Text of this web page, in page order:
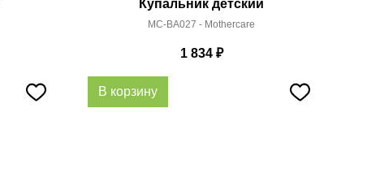
Купальник детский
MC-BA027 - Mothercare
1 834₽
В корзину